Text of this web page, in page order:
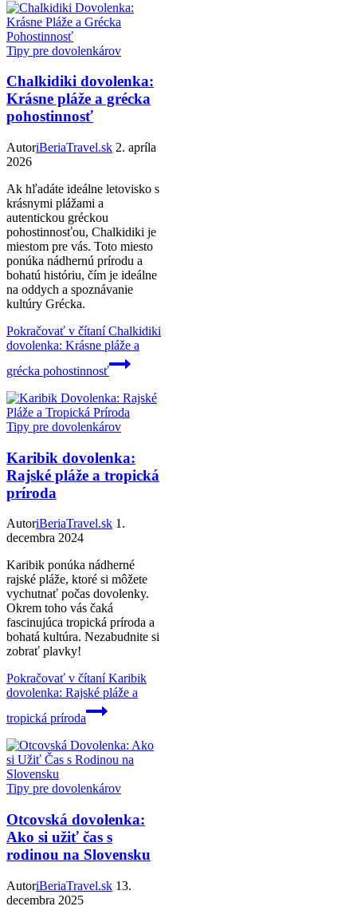
Tipy pre dovolenkárov
Chalkidiki dovolenka:
Krásne pláže a grécka
pohostinnosť
AutoriBeriaTravel.sk 2. apríla
2026
Ak hľadáte ideálne letovisko s
krásnymi plážami a
autentickou gréckou
pohostinnosťou, Chalkidiki je
miestom pre vás. Toto miesto
ponúka nádhernú prírodu a
bohatú históriu, čím je ideálne
na oddych a spoznávanie
kultúry Grécka.
Pokračovať v čítaníChalkidiki
dovolenka: Krásne pláže a
grécka pohostinnosť
Tipy pre dovolenkárov
Karibik dovolenka:
Rajské pláže a tropická
príroda
AutoriBeriaTravel.sk 1.
decembra 2024
Karibik ponúka nádherné
rajské pláže, ktoré si môžete
vychutnať počas dovolenky.
Okrem toho vás čaká
fascinujúca tropická príroda a
bohatá kultúra. Nezabudnite si
zobrať plavky!
Pokračovať v čítaníKaribik
dovolenka: Rajské pláže a
tropická príroda
Tipy pre dovolenkárov
Otcovská dovolenka:
Ako si užiť čas s
rodinou na Slovensku
AutoriBeriaTravel.sk 13.
decembra 2025